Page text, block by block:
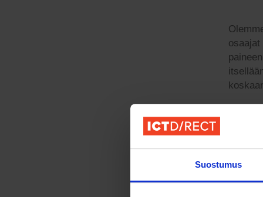
Suostumus
heidän